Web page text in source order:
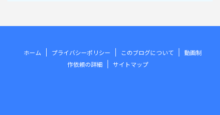
ホーム プライバシーポリシー このブログについて
動画制
作依頼の詳細
サイトマップ